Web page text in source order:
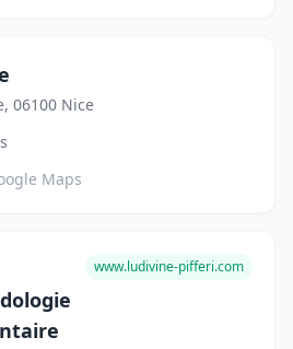
06100 Nice
Maps
www.ludivine-pifferi.com